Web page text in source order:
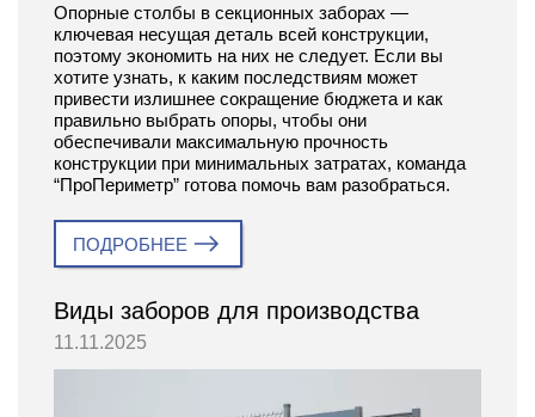
Опорные столбы в секционных заборах —
ключевая несущая деталь всей конструкции,
поэтому экономить на них не следует. Если вы
хотите узнать, к каким последствиям может
привести излишнее сокращение бюджета и как
правильно выбрать опоры, чтобы они
обеспечивали максимальную прочность
конструкции при минимальных затратах, команда
“ПроПериметр” готова помочь вам разобраться.
ПОДРОБНЕЕ
Виды заборов для производства
11.11.2025